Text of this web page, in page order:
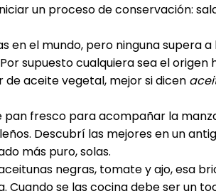
un proceso de conservación:
en el mundo, pero ninguna supera
supuesto cualquiera sea el origen
aceite vegetal, mejor si dicen
pan fresco para acompañar la
Descubrí las mejores en un
más puro, solas.
negras, tomate y ajo, esa
Cuando se las cocina debe ser un